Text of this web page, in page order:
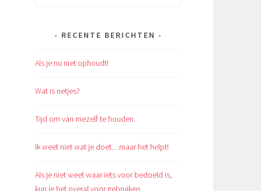
RECENTE BERICHTEN
Als je nu niet ophoudt!
Wat is netjes?
Tijd om van mezelf te houden.
Ik weet niet wat je doet…maar het helpt!
Als je niet weet waar iets voor bedoeld is,
kun je het overal voor gebruiken.